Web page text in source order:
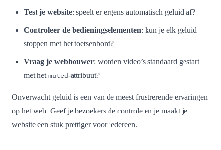
Test je website: speelt er ergens automatisch geluid af?
Controleer de bedieningselementen: kun je elk geluid
stoppen met het toetsenbord?
Vraag je webbouwer: worden video’s standaard gestart
met het muted-attribuut?
Onverwacht geluid is een van de meest frustrerende ervaringen
op het web. Geef je bezoekers de controle en je maakt je
website een stuk prettiger voor iedereen.